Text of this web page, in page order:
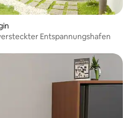
Entspannungshafen